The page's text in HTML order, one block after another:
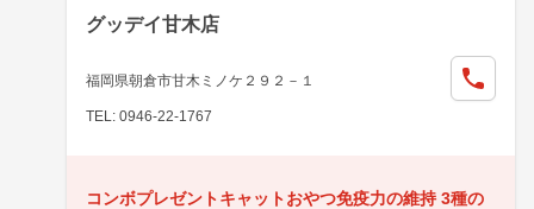
グッデイ甘木店
福岡県朝倉市甘木ミノケ２９２－１
TEL: 0946-22-1767
コンボプレゼントキャットおやつ免疫力の維持 3種の